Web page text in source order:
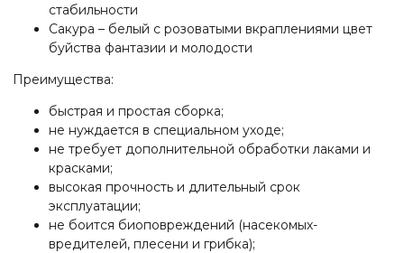
стабильности
Сакура – белый с розоватыми вкраплениями цвет
буйства фантазии и молодости
Преимущества:
быстрая и простая сборка;
не нуждается в специальном уходе;
не требует дополнительной обработки лаками и
красками;
высокая прочность и длительный срок
эксплуатации;
не боится биоповреждений (насекомых-
вредителей, плесени и грибка);